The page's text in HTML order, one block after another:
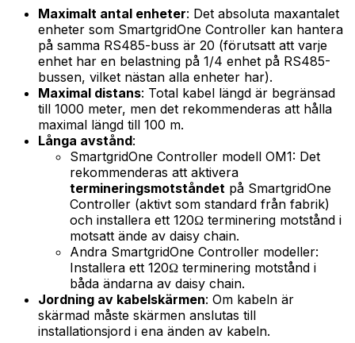
Maximalt antal enheter: Det absoluta maxantalet
enheter som SmartgridOne Controller kan hantera
på samma RS485-buss är 20 (förutsatt att varje
enhet har en belastning på 1/4 enhet på RS485-
bussen, vilket nästan alla enheter har).
Maximal distans: Total kabel längd är begränsad
till 1000 meter, men det rekommenderas att hålla
maximal längd till 100 m.
Långa avstånd:
SmartgridOne Controller modell OM1: Det
rekommenderas att aktivera
termineringsmotståndet på SmartgridOne
Controller (aktivt som standard från fabrik)
och installera ett 120Ω terminering motstånd i
motsatt ände av daisy chain.
Andra SmartgridOne Controller modeller:
Installera ett 120Ω terminering motstånd i
båda ändarna av daisy chain.
Jordning av kabelskärmen: Om kabeln är
skärmad måste skärmen anslutas till
installationsjord i ena änden av kabeln.